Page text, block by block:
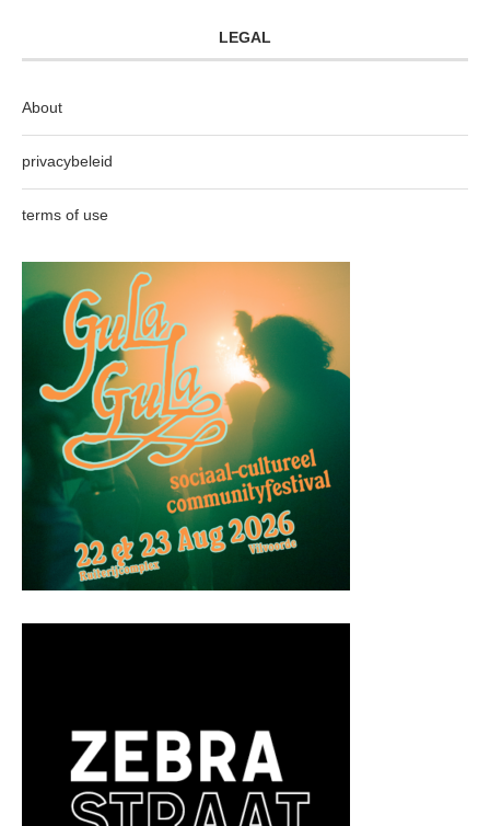
LEGAL
About
privacybeleid
terms of use